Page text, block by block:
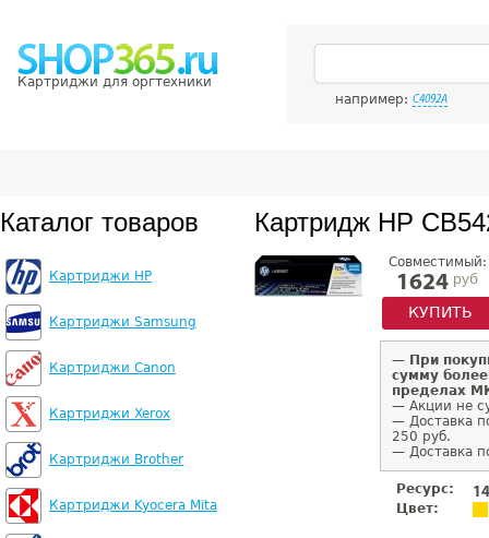
Картриджи для оргтехники
например: C4092A
Каталог товаров
Картриджи HP
Картриджи Samsung
Картриджи Canon
Картриджи Xerox
Картриджи Brother
Картриджи Kyocera Mita
Картридж HP
Совместимый:
1624 руб
КУПИТЬ
— При
сумму
пределах
— Акции не
— Доставка
250 руб.
— Доставка
Ресурс:
Цвет: